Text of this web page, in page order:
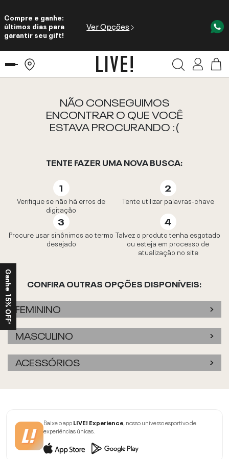
Compre e ganhe:
últimos dias para
garantir seu gift!
Ver Opções
NÃO CONSEGUIMOS
ENCONTRAR O QUE VOCÊ
ESTAVA PROCURANDO :(
TENTE FAZER UMA NOVA BUSCA:
Verifique se não há erros de
digitação
Tente utilizar palavras-chave
Procure usar sinônimos ao termo
desejado
Talvez o produto tenha esgotado
ou esteja em processo de
atualização no site
CONFIRA OUTRAS OPÇÕES DISPONÍVEIS:
FEMININO
MASCULINO
ACESSÓRIOS
Baixe o appLIVE! Experience, nosso universo esportivo de
experiências únicas.
Ganhe 15% OFF*